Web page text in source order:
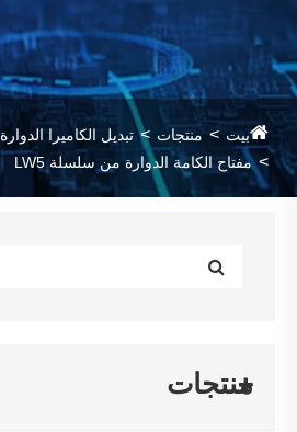
بيت منتجات
تبديل الكاميرا الدوارة
مفتاح الكامة الدوارة من سلسلة LW5
منتجات